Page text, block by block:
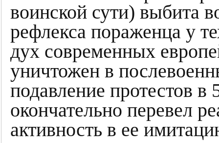
воинской сути) выбита
рефлекса пораженца у
дух современных
уничтожен в
подавление протестов
окончательно перевел
активность в ее